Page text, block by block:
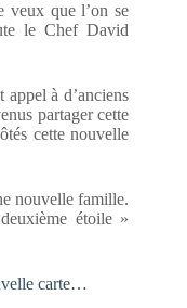
veux que l’on se
le Chef David
à d’anciens
partager cette
cette nouvelle
nouvelle famille.
étoile »
carte…